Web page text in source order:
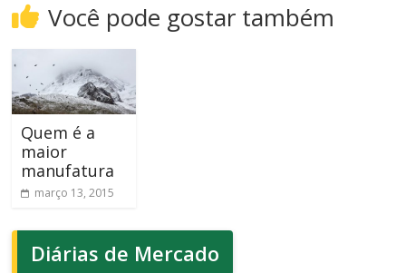
Você pode gostar também
Quem é a
maior
manufatura
março 13, 2015
Diárias de Mercado